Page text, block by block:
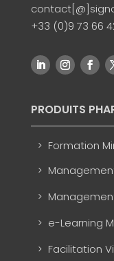
+33 (0)9 73 66
PRODUITS
Formation
e-Learning
Facilitation